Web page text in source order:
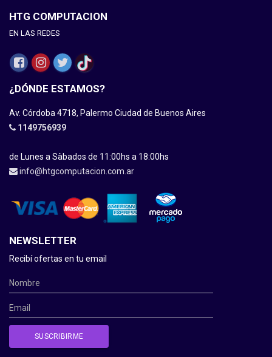
HTG COMPUTACION
EN LAS REDES
¿DÓNDE ESTAMOS?
Av. Córdoba 4718, Palermo Ciudad de Buenos Aires
1149756939
de Lunes a Sàbados de 11:00hs a 18:00hs
info@htgcomputacion.com.ar
NEWSLETTER
Recibí ofertas en tu email